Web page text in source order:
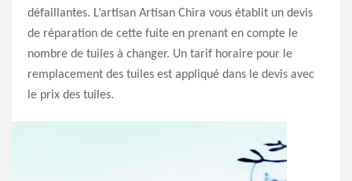
défaillantes. L’artisan Artisan Chira vous établit un devis
de réparation de cette fuite en prenant en compte le
nombre de tuiles à changer. Un tarif horaire pour le
remplacement des tuiles est appliqué dans le devis avec
le prix des tuiles.